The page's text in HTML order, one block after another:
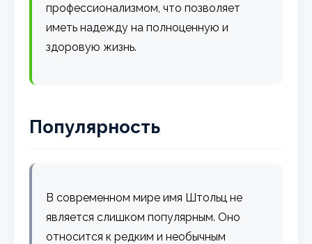
профессионализмом, что позволяет
иметь надежду на полноценную и
здоровую жизнь.
Популярность
В современном мире имя Штольц не
является слишком популярным. Оно
относится к редким и необычным